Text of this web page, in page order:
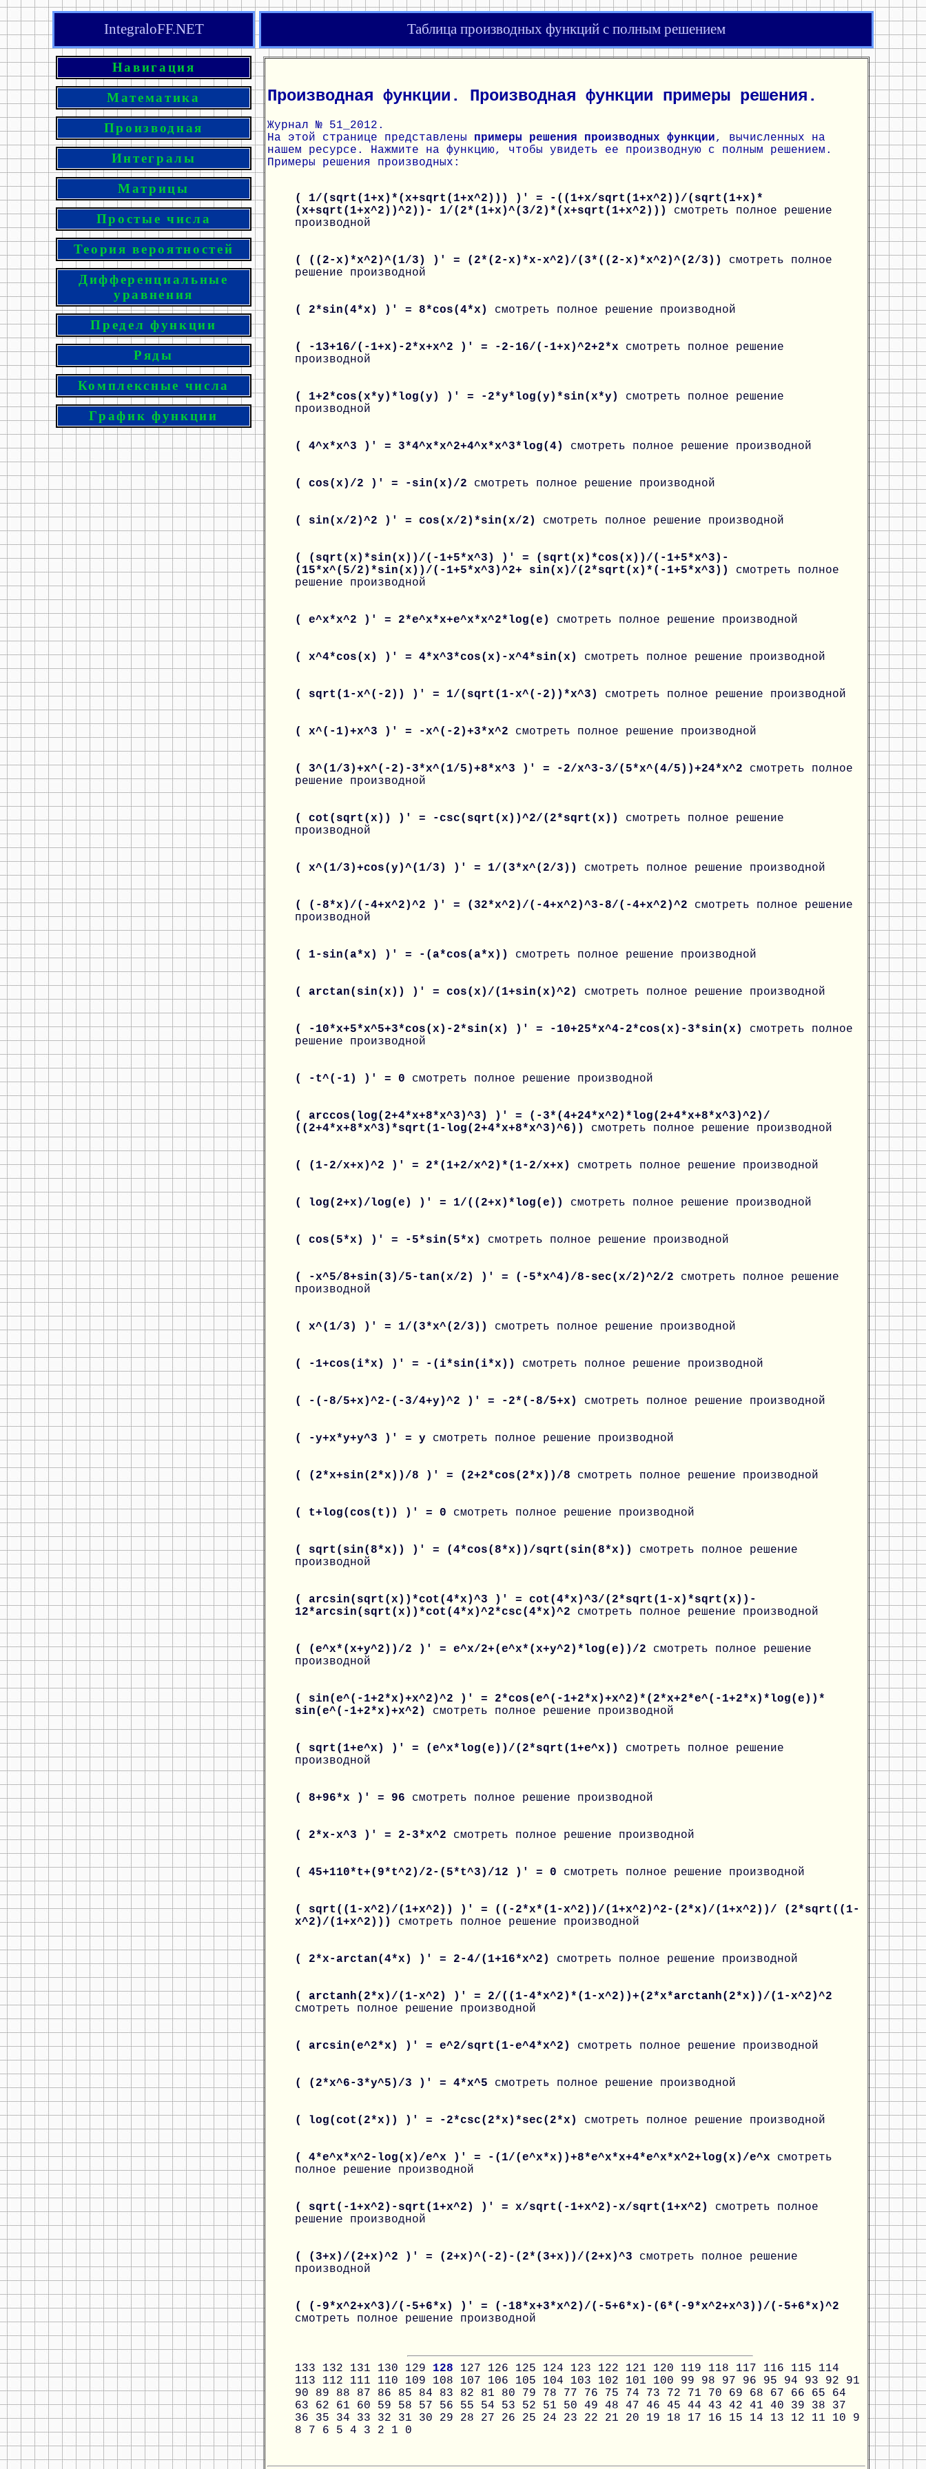
IntegraloFF.NET Таблица производных функций с полным решением
Навигация
Математика
Производная
Интегралы
Матрицы
Простые числа
Теория вероятностей
Дифференциальные
уравнения
Предел функции
Ряды
Комплексные числа
График функции
Производная функции. Производная функции примеры решения.
Журнал № 51_2012.
На этой странице представлены примеры решения производных функции, вычисленных на
нашем ресурсе. Нажмите на функцию, чтобы увидеть ее производную с полным решением.
Примеры решения производных:
( 1/(sqrt(1+x)*(x+sqrt(1+x^2))) )' = -((1+x/sqrt(1+x^2))/(sqrt(1+x)*
(x+sqrt(1+x^2))^2))- 1/(2*(1+x)^(3/2)*(x+sqrt(1+x^2))) смотреть полное решение
производной
( ((2-x)*x^2)^(1/3) )' = (2*(2-x)*x-x^2)/(3*((2-x)*x^2)^(2/3)) смотреть полное
решение производной
( 2*sin(4*x) )' = 8*cos(4*x) смотреть полное решение производной
( -13+16/(-1+x)-2*x+x^2 )' = -2-16/(-1+x)^2+2*x смотреть полное решение
производной
( 1+2*cos(x*y)*log(y) )' = -2*y*log(y)*sin(x*y) смотреть полное решение
производной
( 4^x*x^3 )' = 3*4^x*x^2+4^x*x^3*log(4) смотреть полное решение производной
( cos(x)/2 )' = -sin(x)/2 смотреть полное решение производной
( sin(x/2)^2 )' = cos(x/2)*sin(x/2) смотреть полное решение производной
( (sqrt(x)*sin(x))/(-1+5*x^3) )' = (sqrt(x)*cos(x))/(-1+5*x^3)-
(15*x^(5/2)*sin(x))/(-1+5*x^3)^2+ sin(x)/(2*sqrt(x)*(-1+5*x^3)) смотреть полное
решение производной
( e^x*x^2 )' = 2*e^x*x+e^x*x^2*log(e) смотреть полное решение производной
( x^4*cos(x) )' = 4*x^3*cos(x)-x^4*sin(x) смотреть полное решение производной
( sqrt(1-x^(-2)) )' = 1/(sqrt(1-x^(-2))*x^3) смотреть полное решение производной
( x^(-1)+x^3 )' = -x^(-2)+3*x^2 смотреть полное решение производной
( 3^(1/3)+x^(-2)-3*x^(1/5)+8*x^3 )' = -2/x^3-3/(5*x^(4/5))+24*x^2 смотреть полное
решение производной
( cot(sqrt(x)) )' = -csc(sqrt(x))^2/(2*sqrt(x)) смотреть полное решение
производной
( x^(1/3)+cos(y)^(1/3) )' = 1/(3*x^(2/3)) смотреть полное решение производной
( (-8*x)/(-4+x^2)^2 )' = (32*x^2)/(-4+x^2)^3-8/(-4+x^2)^2 смотреть полное решение
производной
( 1-sin(a*x) )' = -(a*cos(a*x)) смотреть полное решение производной
( arctan(sin(x)) )' = cos(x)/(1+sin(x)^2) смотреть полное решение производной
( -10*x+5*x^5+3*cos(x)-2*sin(x) )' = -10+25*x^4-2*cos(x)-3*sin(x) смотреть полное
решение производной
( -t^(-1) )' = 0 смотреть полное решение производной
( arccos(log(2+4*x+8*x^3)^3) )' = (-3*(4+24*x^2)*log(2+4*x+8*x^3)^2)/
((2+4*x+8*x^3)*sqrt(1-log(2+4*x+8*x^3)^6)) смотреть полное решение производной
( (1-2/x+x)^2 )' = 2*(1+2/x^2)*(1-2/x+x) смотреть полное решение производной
( log(2+x)/log(e) )' = 1/((2+x)*log(e)) смотреть полное решение производной
( cos(5*x) )' = -5*sin(5*x) смотреть полное решение производной
( -x^5/8+sin(3)/5-tan(x/2) )' = (-5*x^4)/8-sec(x/2)^2/2 смотреть полное решение
производной
( x^(1/3) )' = 1/(3*x^(2/3)) смотреть полное решение производной
( -1+cos(i*x) )' = -(i*sin(i*x)) смотреть полное решение производной
( -(-8/5+x)^2-(-3/4+y)^2 )' = -2*(-8/5+x) смотреть полное решение производной
( -y+x*y+y^3 )' = y смотреть полное решение производной
( (2*x+sin(2*x))/8 )' = (2+2*cos(2*x))/8 смотреть полное решение производной
( t+log(cos(t)) )' = 0 смотреть полное решение производной
( sqrt(sin(8*x)) )' = (4*cos(8*x))/sqrt(sin(8*x)) смотреть полное решение
производной
( arcsin(sqrt(x))*cot(4*x)^3 )' = cot(4*x)^3/(2*sqrt(1-x)*sqrt(x))-
12*arcsin(sqrt(x))*cot(4*x)^2*csc(4*x)^2 смотреть полное решение производной
( (e^x*(x+y^2))/2 )' = e^x/2+(e^x*(x+y^2)*log(e))/2 смотреть полное решение
производной
( sin(e^(-1+2*x)+x^2)^2 )' = 2*cos(e^(-1+2*x)+x^2)*(2*x+2*e^(-1+2*x)*log(e))*
sin(e^(-1+2*x)+x^2) смотреть полное решение производной
( sqrt(1+e^x) )' = (e^x*log(e))/(2*sqrt(1+e^x)) смотреть полное решение
производной
( 8+96*x )' = 96 смотреть полное решение производной
( 2*x-x^3 )' = 2-3*x^2 смотреть полное решение производной
( 45+110*t+(9*t^2)/2-(5*t^3)/12 )' = 0 смотреть полное решение производной
( sqrt((1-x^2)/(1+x^2)) )' = ((-2*x*(1-x^2))/(1+x^2)^2-(2*x)/(1+x^2))/ (2*sqrt((1-
x^2)/(1+x^2))) смотреть полное решение производной
( 2*x-arctan(4*x) )' = 2-4/(1+16*x^2) смотреть полное решение производной
( arctanh(2*x)/(1-x^2) )' = 2/((1-4*x^2)*(1-x^2))+(2*x*arctanh(2*x))/(1-x^2)^2
смотреть полное решение производной
( arcsin(e^2*x) )' = e^2/sqrt(1-e^4*x^2) смотреть полное решение производной
( (2*x^6-3*y^5)/3 )' = 4*x^5 смотреть полное решение производной
( log(cot(2*x)) )' = -2*csc(2*x)*sec(2*x) смотреть полное решение производной
( 4*e^x*x^2-log(x)/e^x )' = -(1/(e^x*x))+8*e^x*x+4*e^x*x^2+log(x)/e^x смотреть
полное решение производной
( sqrt(-1+x^2)-sqrt(1+x^2) )' = x/sqrt(-1+x^2)-x/sqrt(1+x^2) смотреть полное
решение производной
( (3+x)/(2+x)^2 )' = (2+x)^(-2)-(2*(3+x))/(2+x)^3 смотреть полное решение
производной
( (-9*x^2+x^3)/(-5+6*x) )' = (-18*x+3*x^2)/(-5+6*x)-(6*(-9*x^2+x^3))/(-5+6*x)^2
смотреть полное решение производной
133 132 131 130 129 128 127 126 125 124 123 122 121 120 119 118 117 116 115
114
113
112 111 110 109 108 107 106 105 104 103 102 101 100 99 98 97 96 95 94 93 92
91
90
89 88 87 86 85 84 83 82 81 80 79 78 77 76 75 74 73 72 71 70 69 68 67 66 65
64
63
62 61 60 59 58 57 56 55 54 53 52 51 50 49 48 47 46 45 44 43 42 41 40 39 38
37
36
35 34 33 32 31 30 29 28 27 26 25 24 23 22 21 20 19 18 17 16 15 14 13 12 11 10
9
8
7 6 5 4 3 2 1 0